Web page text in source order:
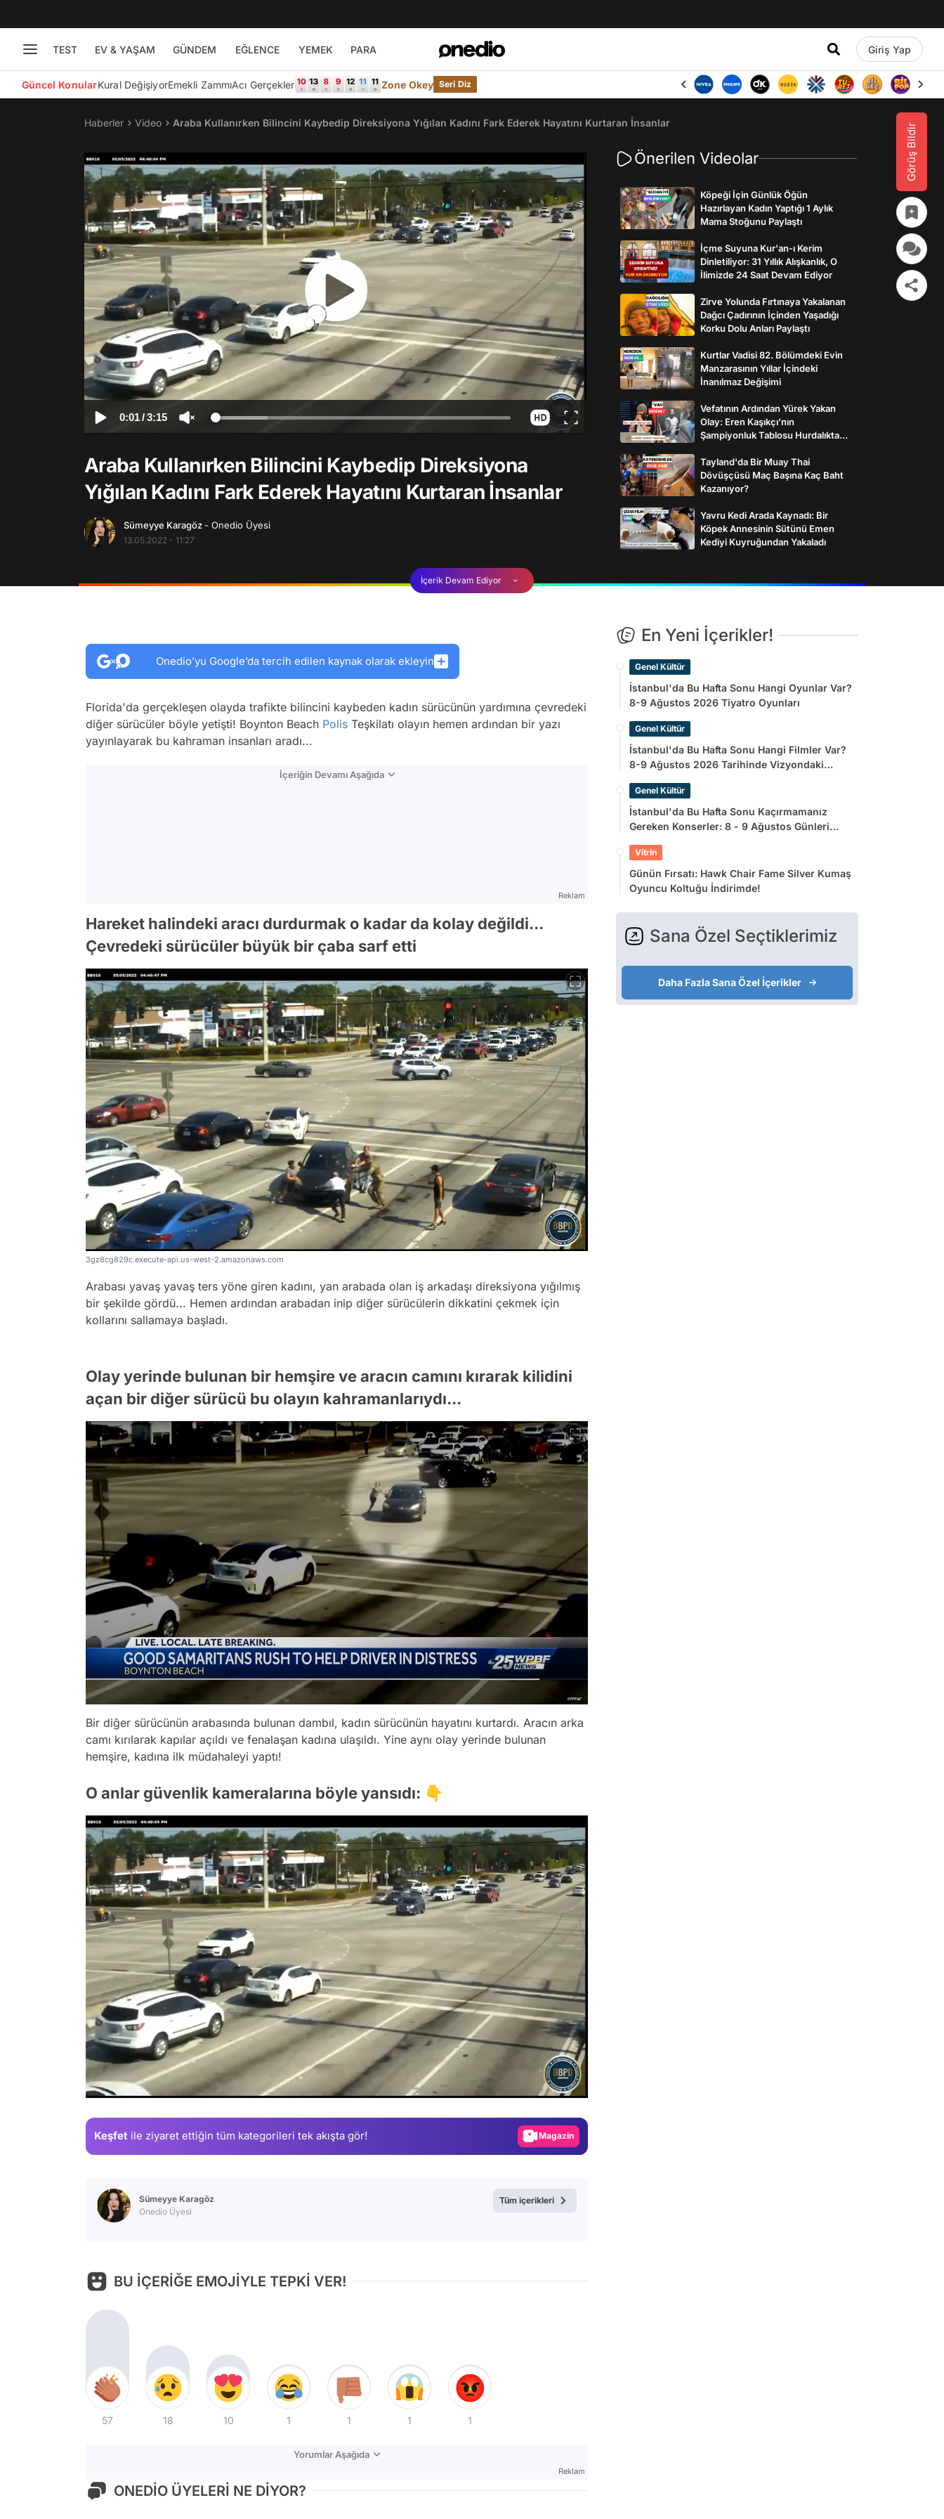
TEST EV & YAŞAM GÜNDEM EĞLENCE YEMEK PARA Giriş Yap
Güncel KonularKural DeğişiyorEmekli ZammıAcı Gerçekler Zone Okey Seri Diz
Görüş Bildir
Haberler Video Araba Kullanırken Bilincini Kaybedip Direksiyona Yığılan Kadını Fark Ederek Hayatını Kurtaran İnsanlar
0:01/3:15
Araba Kullanırken Bilincini Kaybedip Direksiyona
Yığılan Kadını Fark Ederek Hayatını Kurtaran İnsanlar
Sümeyye Karagöz - Onedio Üyesi
13.05.2022 - 11:27
Önerilen Videolar
Köpeği İçin Günlük Öğün
Hazırlayan Kadın Yaptığı 1 Aylık
Mama Stoğunu Paylaştı
İçme Suyuna Kur'an-ı Kerim
Dinletiliyor: 31 Yıllık Alışkanlık, O
İlimizde 24 Saat Devam Ediyor
Zirve Yolunda Fırtınaya Yakalanan
Dağcı Çadırının İçinden Yaşadığı
Korku Dolu Anları Paylaştı
Kurtlar Vadisi 82. Bölümdeki Evin
Manzarasının Yıllar İçindeki
İnanılmaz Değişimi
Vefatının Ardından Yürek Yakan
Olay: Eren Kaşıkçı’nın
Şampiyonluk Tablosu Hurdalıkta
Tayland'da Bir Muay Thai
Dövüşçüsü Maç Başına Kaç Baht
Kazanıyor?
Yavru Kedi Arada Kaynadı: Bir
Köpek Annesinin Sütünü Emen
Kediyi Kuyruğundan Yakaladı
İçerik Devam Ediyor
Onedio’yu Google’da tercih edilen kaynak olarak ekleyin
Florida'da gerçekleşen olayda trafikte bilincini kaybeden kadın sürücünün yardımına çevredeki
diğer sürücüler böyle yetişti! Boynton Beach Polis Teşkilatı olayın hemen ardından bir yazı
yayınlayarak bu kahraman insanları aradı...
İçeriğin Devamı Aşağıda
Reklam
Hareket halindeki aracı durdurmak o kadar da kolay değildi...
Çevredeki sürücüler büyük bir çaba sarf etti
3gz8cg829c.execute-api.us-west-2.amazonaws.com
Arabası yavaş yavaş ters yöne giren kadını, yan arabada olan iş arkadaşı direksiyona yığılmış
bir şekilde gördü... Hemen ardından arabadan inip diğer sürücülerin dikkatini çekmek için
kollarını sallamaya başladı.
Olay yerinde bulunan bir hemşire ve aracın camını kırarak kilidini
açan bir diğer sürücü bu olayın kahramanlarıydı...
Bir diğer sürücünün arabasında bulunan dambıl, kadın sürücünün hayatını kurtardı. Aracın arka
camı kırılarak kapılar açıldı ve fenalaşan kadına ulaşıldı. Yine aynı olay yerinde bulunan
hemşire, kadına ilk müdahaleyi yaptı!
O anlar güvenlik kameralarına böyle yansıdı: 👇
/
Keşfet ile ziyaret ettiğin tüm kategorileri tek akışta gör!
Video
Test
Gündem
Video
Sümeyye Karagöz
Onedio Üyesi
Tüm içerikleri
BU İÇERİĞE EMOJİYLE TEPKİ VER!
57 18 10 1 1 1 1
Yorumlar Aşağıda
Reklam
ONEDİO ÜYELERİ NE DİYOR?
En Yeni İçerikler!
Genel Kültür
İstanbul'da Bu Hafta Sonu Hangi Oyunlar Var?
8-9 Ağustos 2026 Tiyatro Oyunları
Genel Kültür
İstanbul'da Bu Hafta Sonu Hangi Filmler Var?
8-9 Ağustos 2026 Tarihinde Vizyondaki
Genel Kültür
İstanbul'da Bu Hafta Sonu Kaçırmamanız
Gereken Konserler: 8 - 9 Ağustos Günleri
Vitrin
Günün Fırsatı: Hawk Chair Fame Silver Kumaş
Oyuncu Koltuğu İndirimde!
Sana Özel Seçtiklerimiz
Daha Fazla Sana Özel İçerikler